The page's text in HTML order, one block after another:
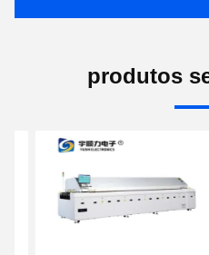
produtos